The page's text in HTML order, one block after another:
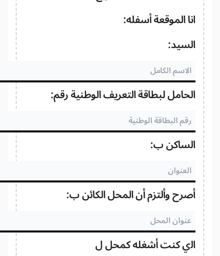
الموقعة أسفله:
لبطاقة التعريف الوطنية رقم:
ب:
وألتزم أن المحل الكائن ب:
كنت أشغله كمحل ل